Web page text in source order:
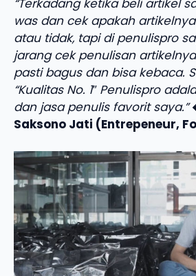
“Terkadang ketika beli artikel
was dan cek apakah
atau tidak, tapi di penulispro
jarang cek penulisan
pasti bagus dan bisa kebaca.
“Kualitas No. 1″ Penulispro
dan jasa penulis favorit saya.”
Saksono Jati (Entrepeneur,